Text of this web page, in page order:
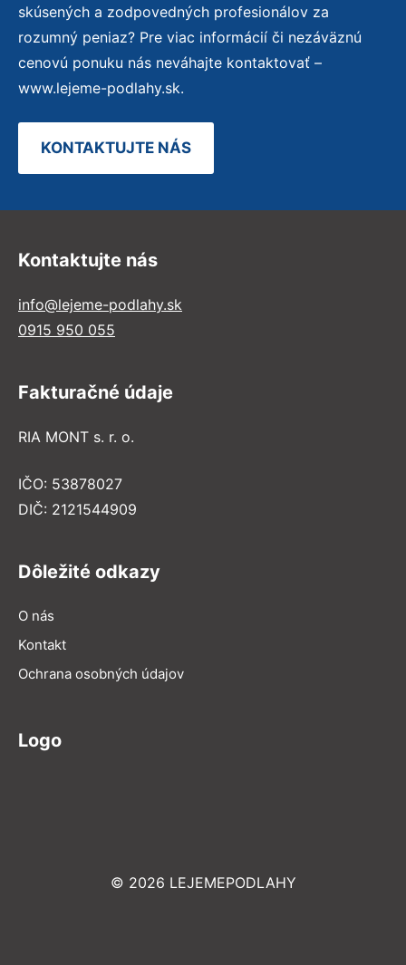
skúsených a zodpovedných profesionálov za
rozumný peniaz? Pre viac informácií či nezáväznú
cenovú ponuku nás neváhajte kontaktovať –
www.lejeme-podlahy.sk.
KONTAKTUJTE NÁS
Kontaktujte nás
info@lejeme-podlahy.sk
0915 950 055
Fakturačné údaje
RIA MONT s. r. o.
IČO: 53878027
DIČ: 2121544909
Dôležité odkazy
O nás
Kontakt
Ochrana osobných údajov
Logo
© 2026 LEJEMEPODLAHY